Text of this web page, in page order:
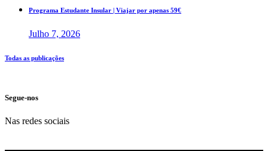
Programa Estudante Insular | Viajar por apenas 59€
Julho 7, 2026
Todas as publicações
Segue-nos
Nas redes sociais